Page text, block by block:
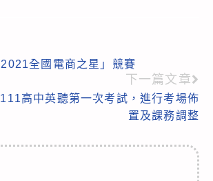
全國電商之星」競賽
下一篇文章
高中英聽第一次考試，進行考場佈
置及課務調整